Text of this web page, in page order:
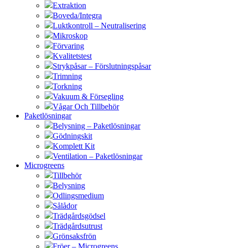
Extraktion
Boveda/Integra
Luktkontroll – Neutralisering
Mikroskop
Förvaring
Kvalitetstest
Strykpåsar – Förslutningspåsar
Trimning
Torkning
Vakuum & Försegling
Vågar Och Tillbehör
Paketlösningar
Belysning – Paketlösningar
Gödningskit
Komplett Kit
Ventilation – Paketlösningar
Microgreens
Tillbehör
Belysning
Odlingsmedium
Sålådor
Trädgårdsgödsel
Trädgårdsutrust
Grönsaksfrön
Fröer – Microgreens